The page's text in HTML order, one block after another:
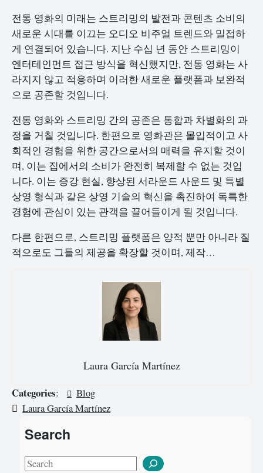
전통 영화의 미래는 스트리밍의 발전과 콘텐츠 소비의
새로운 시대를 이끄는 오디오 비주얼 트렌드와 밀접하
게 연결되어 있습니다. 지난 수십 년 동안 스트리밍이
엔터테인먼트 접근 방식을 혁신했지만, 전통 영화는 사
라지지 않고 적응하며 이러한 새로운 플랫폼과 보완적
으로 공존할 것입니다.
전통 영화와 스트리밍 간의 공존은 통합과 차별화의 과
정을 거칠 것입니다. 한편으로 영화관은 몰입적이고 사
회적인 경험을 위한 공간으로서의 매력을 유지할 것이
며, 이는 집에서의 소비가 완전히 복제할 수 없는 것입
니다. 이는 증강 현실, 향상된 서라운드 사운드 및 특별
상영 형식과 같은 상영 기술의 혁신을 촉진하여 독특한
경험에 관심이 있는 관객을 끌어들이게 될 것입니다.
다른 한편으로, 스트리밍 플랫폼은 양적 뿐만 아니라 질
적으로도 그들의 제공을 확장할 것이며, 제작…
Laura García Martínez
Categories:
Blog
Laura García Martínez
Search
S